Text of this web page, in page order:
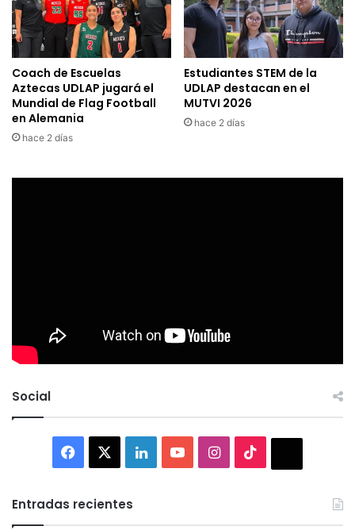
Coach de Escuelas
Aztecas UDLAP jugará el
Mundial de Flag Football
en Alemania
hace 2 días
Estudiantes STEM de la
UDLAP destacan en el
MUTVI 2026
hace 2 días
Social
Facebook LinkedInYouTubeInstagram
Entradas recientes